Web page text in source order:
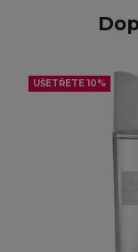
UŠETŘETE 10%